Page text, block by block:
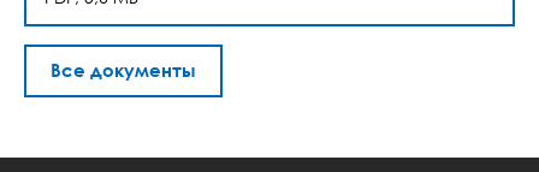
Все документы